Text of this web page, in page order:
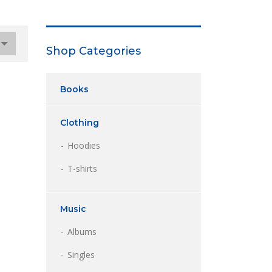
Shop Categories
Books
Clothing
Hoodies
T-shirts
Music
Albums
Singles